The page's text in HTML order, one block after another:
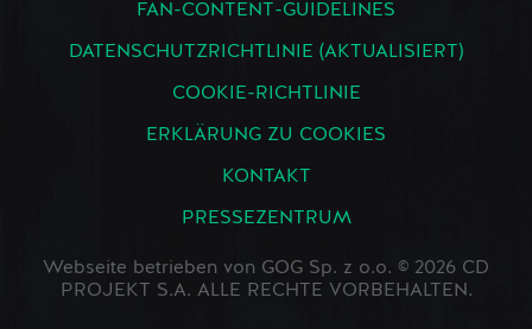
FAN-CONTENT-GUIDELINES
DATENSCHUTZRICHTLINIE (AKTUALISIERT)
COOKIE-RICHTLINIE
ERKLÄRUNG ZU COOKIES
KONTAKT
PRESSEZENTRUM
Webseite betrieben von GOG Sp. z o.o. © 2026 CD
PROJEKT S.A. ALLE RECHTE VORBEHALTEN.